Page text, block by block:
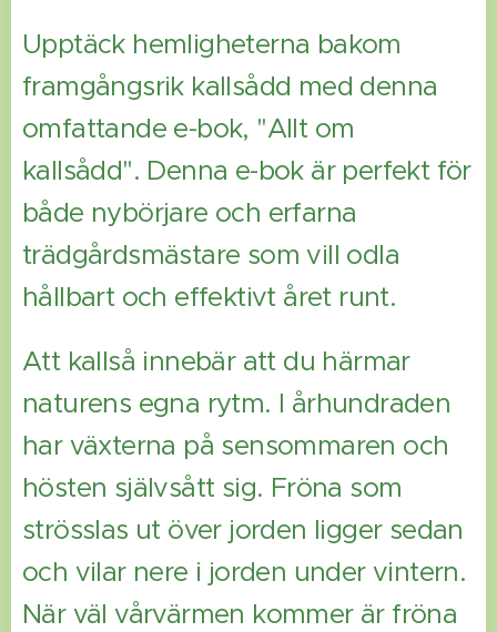
Upptäck hemligheterna bakom
framgångsrik kallsådd med denna
omfattande e-bok, "Allt om
kallsådd". Denna e-bok är perfekt för
både nybörjare och erfarna
trädgårdsmästare som vill odla
hållbart och effektivt året runt.
Att kallså innebär att du härmar
naturens egna rytm. I århundraden
har växterna på sensommaren och
hösten självsått sig. Fröna som
strösslas ut över jorden ligger sedan
och vilar nere i jorden under vintern.
När väl vårvärmen kommer är fröna